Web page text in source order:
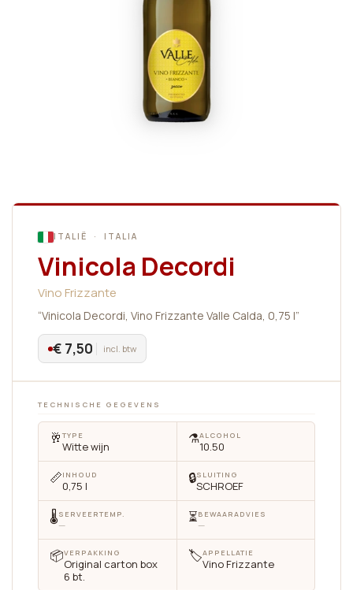
ITALIË · ITALIA
Vinicola Decordi
Vino Frizzante
“Vinicola Decordi, Vino Frizzante Valle Calda, 0,75 l”
€ 7,50 incl. btw
TECHNISCHE GEGEVENS
🥂 TYPE
Witte wijn ⚗️ALCOHOL
10.50
📏INHOUD
0,75 l 🔒SLUITING
SCHROEF
🌡SERVEERTEMP.
— ⏳BEWAARADVIES
—
📦VERPAKKING
Original carton box
6 bt.
🏷APPELLATIE
Vino Frizzante